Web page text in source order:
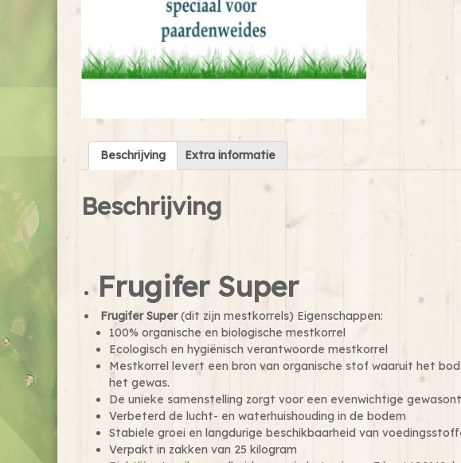
Beschrijving Extra informatie
Beschrijving
Frugifer Super
Frugifer Super(dit zijn mestkorrels) Eigenschappen:
100% organische en biologische mestkorrel
Ecologisch en hygiënisch verantwoorde mestkorrel
Mestkorrel levert een bron van organische stof waaruit het
het gewas.
De unieke samenstelling zorgt voor een evenwichtige
Verbeterd de lucht- en waterhuishouding in de bodem
Stabiele groei en langdurige beschikbaarheid van
Verpakt in zakken van 25 kilogram